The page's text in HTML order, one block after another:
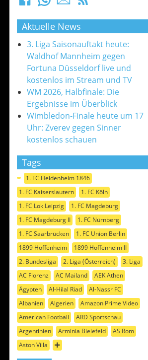
Aktuelle News
3. Liga Saisonauftakt heute:
Waldhof Mannheim gegen
Fortuna Düsseldorf live und
kostenlos im Stream und TV
WM 2026, Halbfinale: Die
Ergebnisse im Überblick
Wimbledon-Finale heute um 17
Uhr: Zverev gegen Sinner
kostenlos schauen
Tags
1. FC Heidenheim 1846
1. FC Kaiserslautern
1. FC Köln
1. FC Lok Leipzig
1. FC Magdeburg
1. FC Magdeburg II
1. FC Nürnberg
1. FC Saarbrücken
1. FC Union Berlin
1899 Hoffenheim
1899 Hoffenheim II
2. Bundesliga
2. Liga (Österreich)
3. Liga
AC Florenz
AC Mailand
AEK Athen
Ägypten
Al-Hilal Riad
Al-Nassr FC
Albanien
Algerien
Amazon Prime Video
American Football
ARD Sportschau
Argentinien
Arminia Bielefeld
AS Rom
Aston Villa